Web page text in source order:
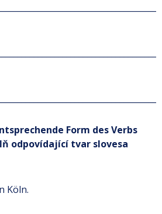
Form des Verbs
odpovídající tvar slovesa
Köln.